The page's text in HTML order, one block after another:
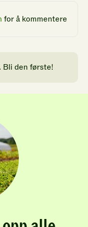
for å kommentere
Bli den første!